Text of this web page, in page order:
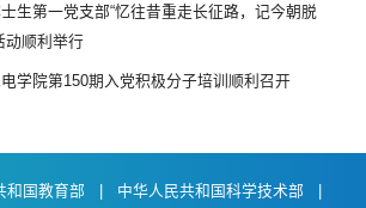
生第一党支部“忆往昔重走长征路，记今朝脱
动顺利举行
学院第150期入党积极分子培训顺利召开
和国教育部 | 中华人民共和国科学技术部
|